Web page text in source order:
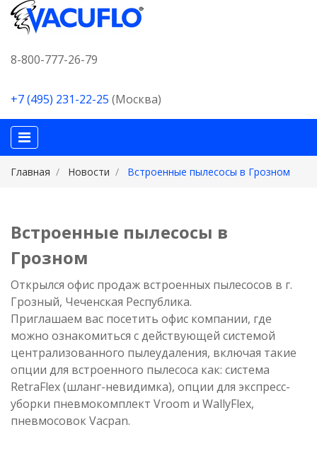
8-800-777-26-79
+7 (495) 231-22-25 (Москва)
Главная Новости Встроенные пылесосы в Грозном
Встроенные пылесосы в
Грозном
Открылся офис продаж встроенных пылесосов в г.
Грозный, Чеченская Республика.
Приглашаем вас посетить офис компании, где
можно ознакомиться с действующей системой
централизованного пылеудаления, включая такие
опции для встроенного пылесоса как: система
RetraFlex (шланг-невидимка), опции для экспресс-
уборки пневмокомплект Vroom и WallyFlex,
пневмосовок Vacpan.